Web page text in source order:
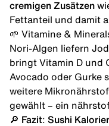
cremigen Zusätzen
Fettanteil und damit
🌱 Vitamine &
Nori-Algen liefern
bringt Vitamin D und
Avocado oder Gurke
weitere
gewählt – ein
🔎 Fazit: Sushi